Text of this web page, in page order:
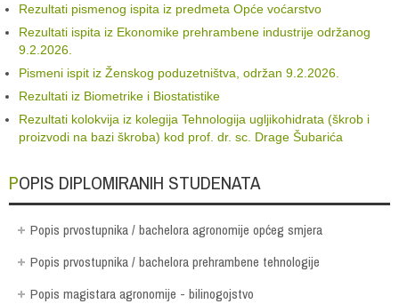
Rezultati pismenog ispita iz predmeta Opće voćarstvo
Rezultati ispita iz Ekonomike prehrambene industrije održanog
9.2.2026.
Pismeni ispit iz Ženskog poduzetništva, održan 9.2.2026.
Rezultati iz Biometrike i Biostatistike
Rezultati kolokvija iz kolegija Tehnologija ugljikohidrata (škrob i
proizvodi na bazi škroba) kod prof. dr. sc. Drage Šubarića
POPIS DIPLOMIRANIH STUDENATA
Popis prvostupnika / bachelora agronomije općeg smjera
Popis prvostupnika / bachelora prehrambene tehnologije
Popis magistara agronomije - bilinogojstvo